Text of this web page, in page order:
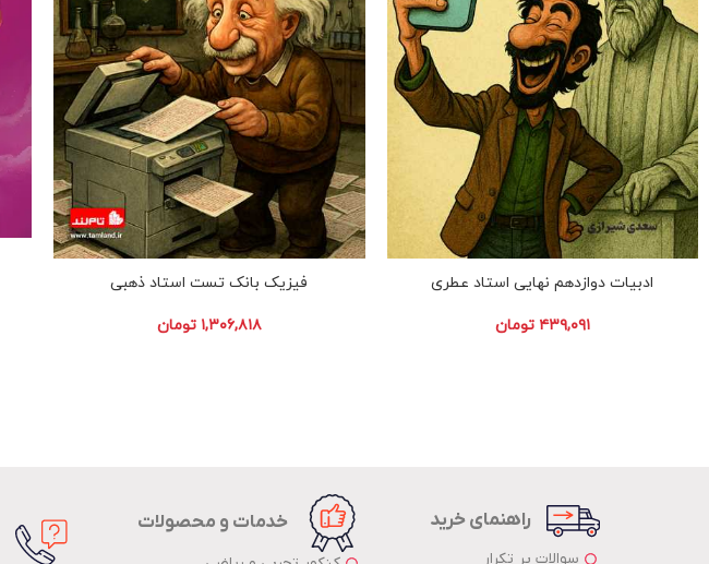
ادبیات دوازدهم نهایی استاد عطری
۴۳۹,۰۹۱ تومان
فیزیک بانک تست استاد ذهبی
۱,۳۰۶,۸۱۸ تومان
راهنمای خرید
سوالات پر تکرار
خدمات و محصولات